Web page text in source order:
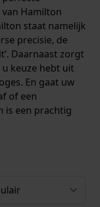
Hamilton
staat namelijk
precisie, de
Daarnaast zorgt
keuze hebt uit
En gaat uw
of een
is een prachtig